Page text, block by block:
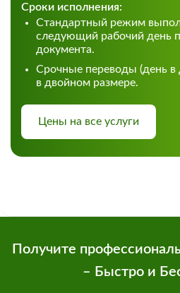
Сроки исполнения:
Стандартный режим
следующий рабочий день
документа.
Срочные переводы (день в
в двойном размере.
Цены на все услуги
Получите
– Быстро и